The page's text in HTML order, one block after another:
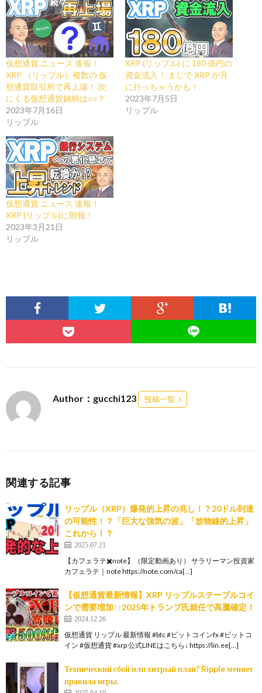
仮想通貨 ニュース 速報！
XRP （リップル）複数の 仮
想通貨取引所で再上場！ 次
にくる仮想通貨銘柄は○○？
2023年7月16日
リップル
XRP (リップル) に 180 億円の
資金流入！ まじで XRP が月
に行っちゃうかも！
2023年7月5日
リップル
仮想通貨 ニュース 速報！
XRP (リップル)に朗報！
2023年3月21日
リップル
Author：gucchi123 投稿一覧
関連する記事
リップル（XRP）爆発的上昇の兆し！？20ドル到達
の可能性！？「巨大な強気の波」「放物線的上昇」
これから！？
2025.07.21
【カフェラテ✖️note】（限定動画あり） サラリーマン投資家
カフェラテ｜note https://note.com/ca[…]
【仮想通貨最新情報】XRP リップルステーブルコイ
ンで需要増加↑↑2025年トランプ氏就任で高騰確定！
2024.12.26
仮想通貨 リップル 最新情報 #btc #ビットコインfx #ビットコ
イン #仮想通貨 #xrp 公式LINEはこちら↓ https://lin.ee[…]
Технический сбой или хитрый план? Ripple меняет
правила игры.